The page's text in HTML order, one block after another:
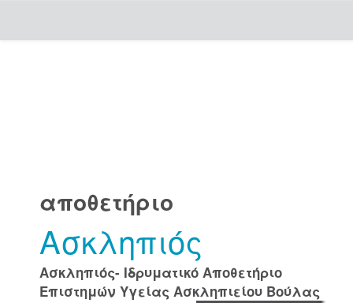
αποθετήριο
Ασκληπιός
Ασκληπιός- Ιδρυματικό Αποθετήριο
Επιστημών Υγείας Ασκληπιείου Βούλας